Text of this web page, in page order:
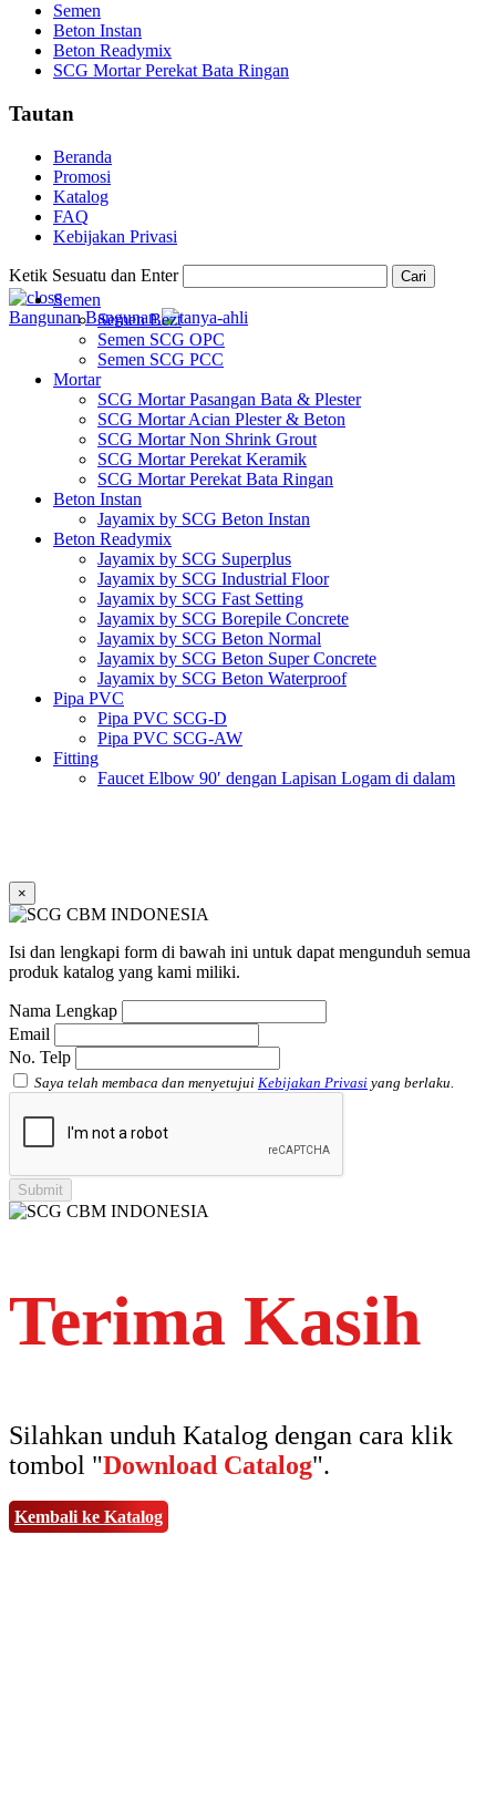
Semen
Beton Instan
Beton Readymix
SCG Mortar Perekat Bata Ringan
Tautan
Beranda
Promosi
Katalog
FAQ
Kebijakan Privasi
Ketik Sesuatu dan Enter Cari
Bangunan Bangunan
Semen
Semen Bezt
Semen SCG OPC
Semen SCG PCC
Mortar
SCG Mortar Pasangan Bata & Plester
SCG Mortar Acian Plester & Beton
SCG Mortar Non Shrink Grout
SCG Mortar Perekat Keramik
SCG Mortar Perekat Bata Ringan
Beton Instan
Jayamix by SCG Beton Instan
Beton Readymix
Jayamix by SCG Superplus
Jayamix by SCG Industrial Floor
Jayamix by SCG Fast Setting
Jayamix by SCG Borepile Concrete
Jayamix by SCG Beton Normal
Jayamix by SCG Beton Super Concrete
Jayamix by SCG Beton Waterproof
Pipa PVC
Pipa PVC SCG-D
Pipa PVC SCG-AW
Fitting
Faucet Elbow 90′ dengan Lapisan Logam di dalam
Plug SCG AW
Atap Akrilik Shinkolite Shade
Atap Akrilik Shinkolite Heat Cut
×
Isi dan lengkapi form di bawah ini untuk dapat mengunduh semua
produk katalog yang kami miliki.
Nama Lengkap
Email
No. Telp
Saya telah membaca dan menyetujui Kebijakan Privasi yang berlaku.
Terima Kasih
Silahkan unduh Katalog dengan cara klik
tombol "Download Catalog".
Kembali ke Katalog